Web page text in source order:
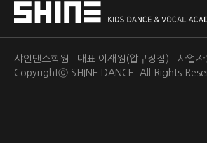
샤인댄스학원 대표 이재원(압구정점) 사업
Copyrightⓒ SHINE DANCE. All Rights